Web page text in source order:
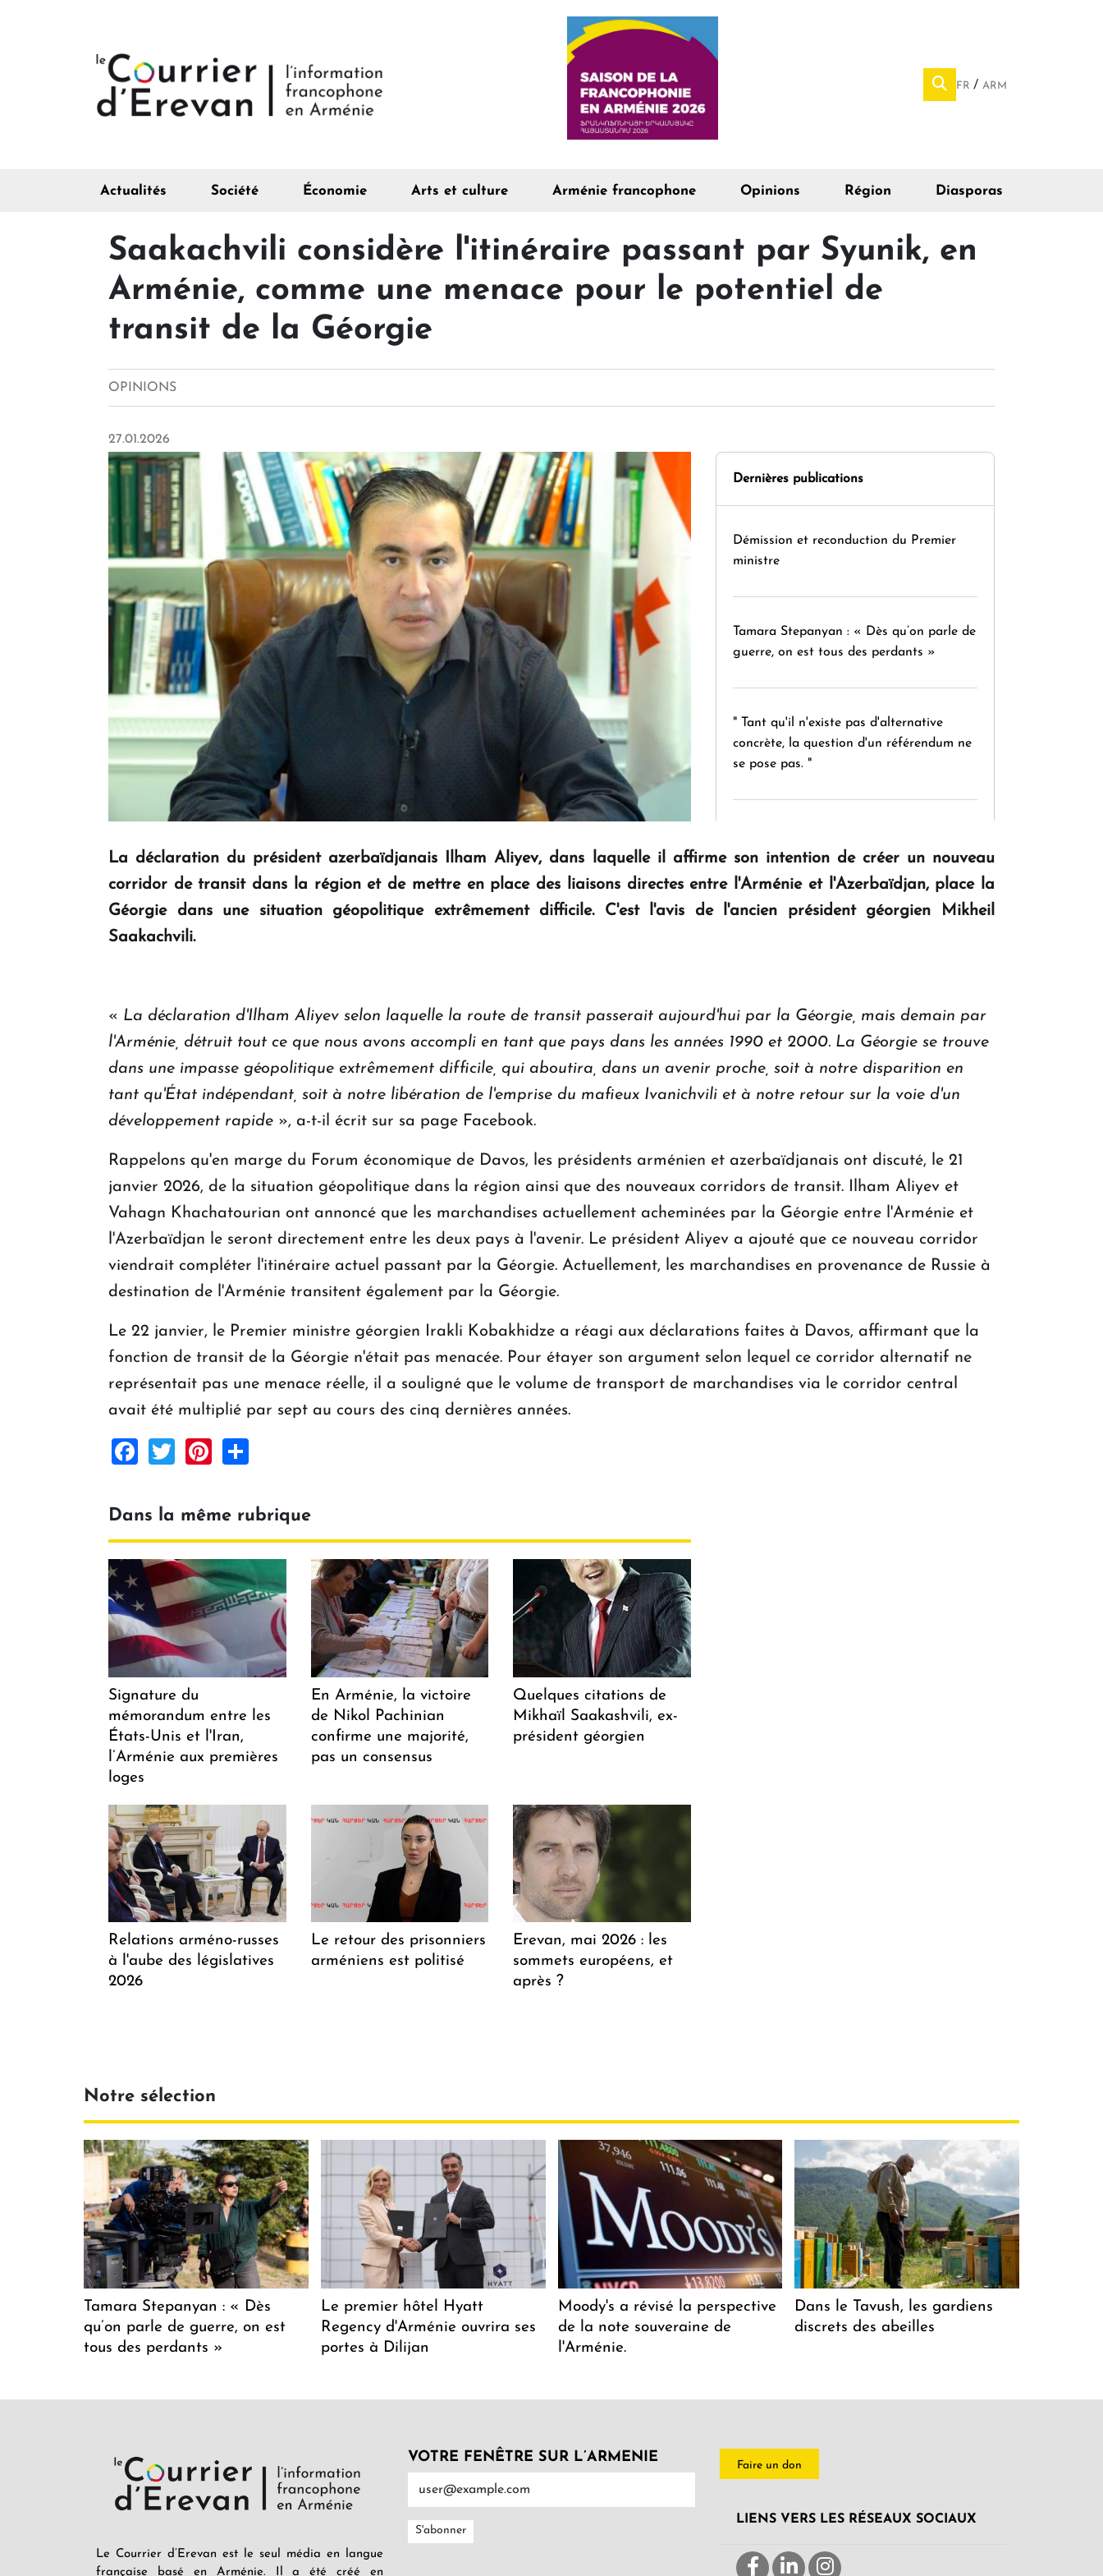
FR ARM
Actualités Société Économie Arts et culture Arménie francophone Opinions Région Diasporas
Saakachvili considère l'itinéraire passant par Syunik, en
Arménie, comme une menace pour le potentiel de
transit de la Géorgie
OPINIONS
27.01.2026
Dernières publications
Démission et reconduction du Premier
ministre
Tamara Stepanyan : « Dès qu’on parle de
guerre, on est tous des perdants »
" Tant qu'il n'existe pas d'alternative
concrète, la question d'un référendum ne
se pose pas. "
d'avenir en Arménie
La déclaration du président azerbaïdjanais Ilham Aliyev, dans laquelle il affirme son intention de créer un nouveau
corridor de transit dans la région et de mettre en place des liaisons directes entre l'Arménie et l'Azerbaïdjan, place la
Géorgie dans une situation géopolitique extrêmement difficile. C'est l'avis de l'ancien président géorgien Mikheil
Saakachvili.
« La déclaration d'Ilham Aliyev selon laquelle la route de transit passerait aujourd'hui par la Géorgie, mais demain par
l'Arménie, détruit tout ce que nous avons accompli en tant que pays dans les années 1990 et 2000. La Géorgie se trouve
dans une impasse géopolitique extrêmement difficile, qui aboutira, dans un avenir proche, soit à notre disparition en
tant qu'État indépendant, soit à notre libération de l'emprise du mafieux Ivanichvili et à notre retour sur la voie d'un
développement rapide », a-t-il écrit sur sa page Facebook.
Rappelons qu'en marge du Forum économique de Davos, les présidents arménien et azerbaïdjanais ont discuté, le 21
janvier 2026, de la situation géopolitique dans la région ainsi que des nouveaux corridors de transit. Ilham Aliyev et
Vahagn Khachatourian ont annoncé que les marchandises actuellement acheminées par la Géorgie entre l'Arménie et
l'Azerbaïdjan le seront directement entre les deux pays à l'avenir. Le président Aliyev a ajouté que ce nouveau corridor
viendrait compléter l'itinéraire actuel passant par la Géorgie. Actuellement, les marchandises en provenance de Russie à
destination de l'Arménie transitent également par la Géorgie.
Le 22 janvier, le Premier ministre géorgien Irakli Kobakhidze a réagi aux déclarations faites à Davos, affirmant que la
fonction de transit de la Géorgie n'était pas menacée. Pour étayer son argument selon lequel ce corridor alternatif ne
représentait pas une menace réelle, il a souligné que le volume de transport de marchandises via le corridor central
avait été multiplié par sept au cours des cinq dernières années.
Facebook
TwitterPinterest
Dans la même rubrique
Signature du
mémorandum entre les
États-Unis et l'Iran,
l’Arménie aux premières
loges
En Arménie, la victoire
de Nikol Pachinian
confirme une majorité,
pas un consensus
Quelques citations de
Mikhaïl Saakashvili, ex-
président géorgien
Relations arméno-russes
à l'aube des législatives
2026
Le retour des prisonniers
arméniens est politisé
Erevan, mai 2026 : les
sommets européens, et
après ?
Notre sélection
Tamara Stepanyan : « Dès
qu’on parle de guerre, on est
tous des perdants »
Le premier hôtel Hyatt
Regency d'Arménie ouvrira ses
portes à Dilijan
Moody's a révisé la perspective
de la note souveraine de
l'Arménie.
Dans le Tavush, les gardiens
discrets des abeilles
Le Courrier d’Erevan est le seul média en langue
française basé en Arménie. Il a été créé en
VOTRE FENÊTRE SUR L’ARMENIE
Faire un don
LIENS VERS LES RÉSEAUX SOCIAUX